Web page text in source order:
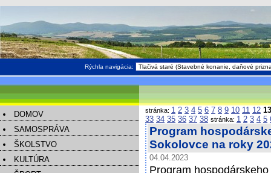
Rýchla navigácia:
DOMOV
SAMOSPRÁVA
ŠKOLSTVO
KULTÚRA
stránka: 1 2 3 4 5 6 7 8 9 10 11 12 13
33 34 35 36 37 38
Program
Sokolovce na roky
04.04.2023
Program
stránka: 1 2 3 4 5